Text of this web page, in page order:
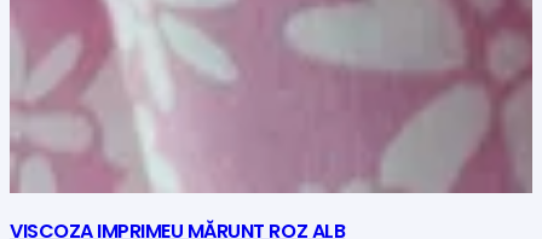
VISCOZA IMPRIMEU MĂRUNT ROZ ALB